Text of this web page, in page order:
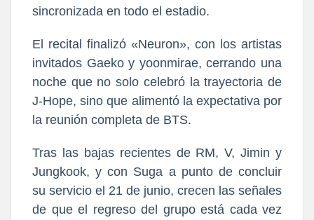
sincronizada en todo el estadio.
El recital finalizó «Neuron», con los artistas
invitados Gaeko y yoonmirae, cerrando una
noche que no solo celebró la trayectoria de
J-Hope, sino que alimentó la expectativa por
la reunión completa de BTS.
Tras las bajas recientes de RM, V, Jimin y
Jungkook, y con Suga a punto de concluir
su servicio el 21 de junio, crecen las señales
de que el regreso del grupo está cada vez